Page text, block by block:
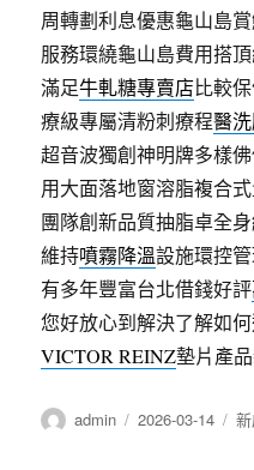
周轉劃利息優惠龜山島
服務環繞龜山島費用搭
滿足牛軋糖專賣店比較
療級專屬清粉刺療程醫
超音波獨創神明牌多樣
用大面落地窗溶脂複合
團隊創新品質抽脂卓全
維持噴霧降溫設施環控
有多年豐富台北借錢好評
您好放心到解決了解如
VICTOR REINZ墊片產
作
admin
發
2026-03-14
分